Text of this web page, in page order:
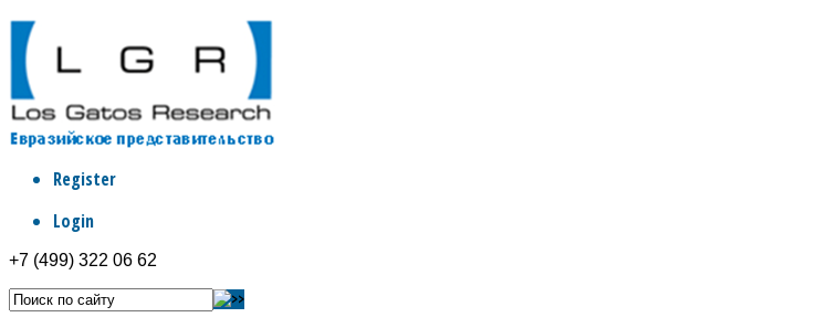
Register
Login
+7 (499) 322 06 62